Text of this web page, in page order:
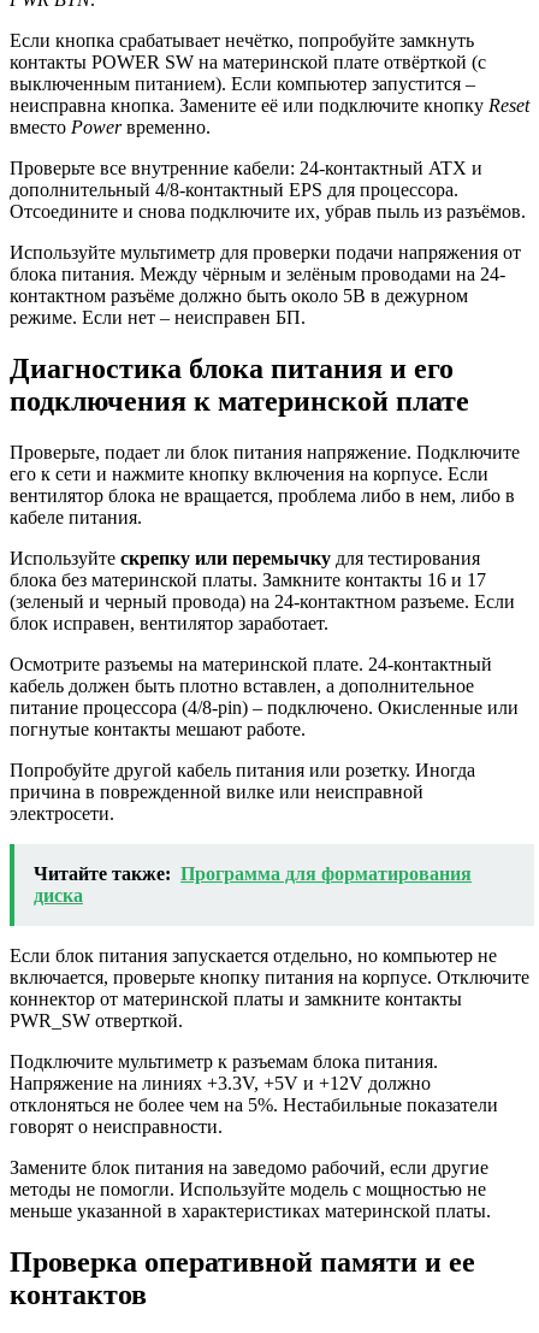
Если кнопка срабатывает нечётко, попробуйте замкнуть
контакты POWER SW на материнской плате отвёрткой (с
выключенным питанием). Если компьютер запустится –
неисправна кнопка. Замените её или подключите кнопку Reset
вместо Powerвременно.
Проверьте все внутренние кабели: 24-контактный ATX и
дополнительный 4/8-контактный EPS для процессора.
Отсоедините и снова подключите их, убрав пыль из разъёмов.
Используйте мультиметр для проверки подачи напряжения от
блока питания. Между чёрным и зелёным проводами на 24-
контактном разъёме должно быть около 5В в дежурном
режиме. Если нет – неисправен БП.
Диагностика блока питания и его
подключения к материнской плате
Проверьте, подает ли блок питания напряжение. Подключите
его к сети и нажмите кнопку включения на корпусе. Если
вентилятор блока не вращается, проблема либо в нем, либо в
кабеле питания.
Используйте скрепку или перемычку для тестирования
блока без материнской платы. Замкните контакты 16 и 17
(зеленый и черный провода) на 24-контактном разъеме. Если
блок исправен, вентилятор заработает.
Осмотрите разъемы на материнской плате. 24-контактный
кабель должен быть плотно вставлен, а дополнительное
питание процессора (4/8-pin) – подключено. Окисленные или
погнутые контакты мешают работе.
Попробуйте другой кабель питания или розетку. Иногда
причина в поврежденной вилке или неисправной
электросети.
Читайте также: Программа для форматирования
диска
Если блок питания запускается отдельно, но компьютер не
включается, проверьте кнопку питания на корпусе. Отключите
коннектор от материнской платы и замкните контакты
PWR_SW отверткой.
Подключите мультиметр к разъемам блока питания.
Напряжение на линиях +3.3V, +5V и +12V должно
отклоняться не более чем на 5%. Нестабильные показатели
говорят о неисправности.
Замените блок питания на заведомо рабочий, если другие
методы не помогли. Используйте модель с мощностью не
меньше указанной в характеристиках материнской платы.
Проверка оперативной памяти и ее
контактов